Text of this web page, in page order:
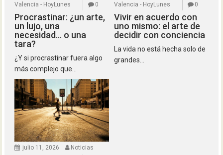
Valencia - HoyLunes
0
Procrastinar: ¿un arte,
un lujo, una
necesidad… o una
tara?
¿Y si procrastinar fuera algo
más complejo que...
Valencia - HoyLunes
0
Vivir en acuerdo con
uno mismo: el arte de
decidir con conciencia
La vida no está hecha solo de
grandes...
julio 11, 2026
Noticias